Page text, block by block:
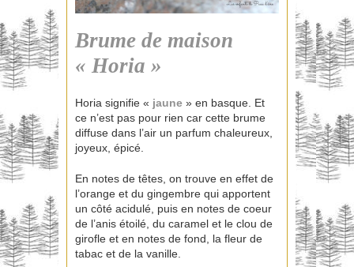
Brume de maison
« Horia »
Horia signifie « jaune » en basque. Et
ce n’est pas pour rien car cette brume
diffuse dans l’air un parfum chaleureux,
joyeux, épicé.
En notes de têtes, on trouve en effet de
l’orange et du gingembre qui apportent
un côté acidulé, puis en notes de coeur
de l’anis étoilé, du caramel et le clou de
girofle et en notes de fond, la fleur de
tabac et de la vanille.